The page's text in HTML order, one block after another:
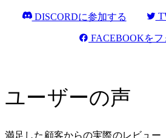
DISCORDに参加する
FACEBOOKをフ
ユーザーの声
満足した顧客からの実際のレビュー